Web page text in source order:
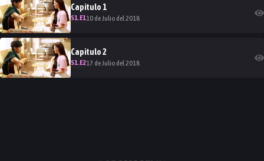
Capitulo 1
S1.E110 de Julio del 2018
Capitulo2
S1.E217 de Julio del 2018